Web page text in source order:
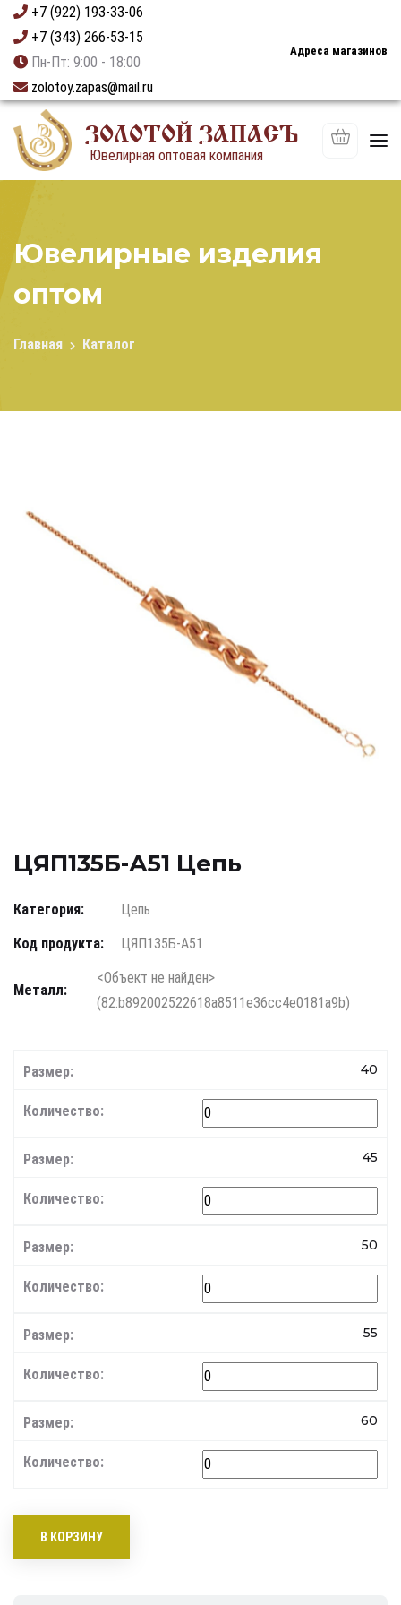
+7 (922) 193-33-06
+7 (343) 266-53-15
Пн-Пт: 9:00 - 18:00
zolotoy.zapas@mail.ru
Адреса магазинов
ЗОЛОТОЙ ЗАПАСЪ
Ювелирная оптовая компания
Ювелирные изделия
оптом
Главная Каталог
ЦЯП135Б-А51 Цепь
Категория:
Цепь
Код продукта:
ЦЯП135Б-А51
Металл:
<Объект не найден>
(82:b892002522618a8511e36cc4e0181a9b)
40
45
50
55
60
В КОРЗИНУ